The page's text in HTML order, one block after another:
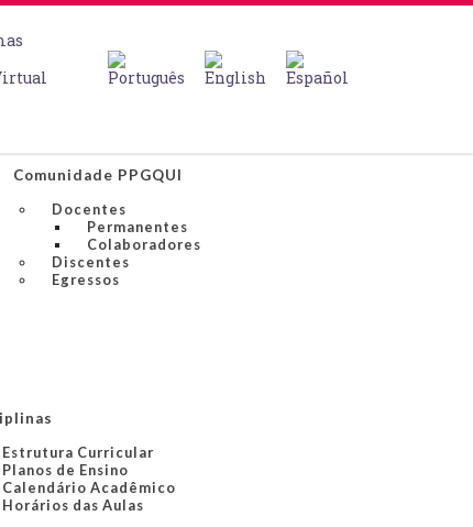
Comunidade PPGQUI
Docentes
Permanentes
Colaboradores
Discentes
Egressos
Estrutura Curricular
Planos de Ensino
Calendário Acadêmico
Horários das Aulas